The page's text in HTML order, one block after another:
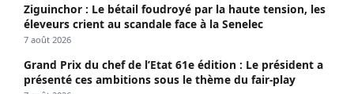
Ziguinchor : Le bétail foudroyé par la haute tension, les
éleveurs crient au scandale face à la Senelec
7 août 2026
Grand Prix du chef de l’Etat 61e édition : Le président a
présenté ces ambitions sous le thème du fair-play